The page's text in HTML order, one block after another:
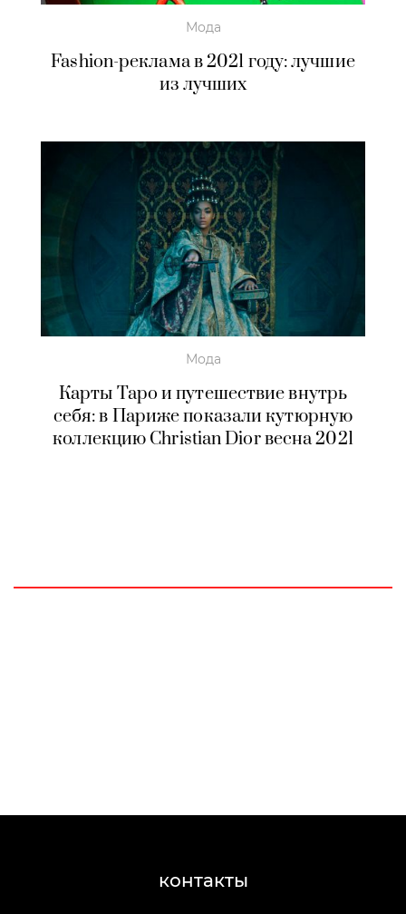
Мода
Fashion-реклама в 2021 году: лучшие
из лучших
Мода
Карты Таро и путешествие внутрь
себя: в Париже показали кутюрную
коллекцию Christian Dior весна 2021
контакты